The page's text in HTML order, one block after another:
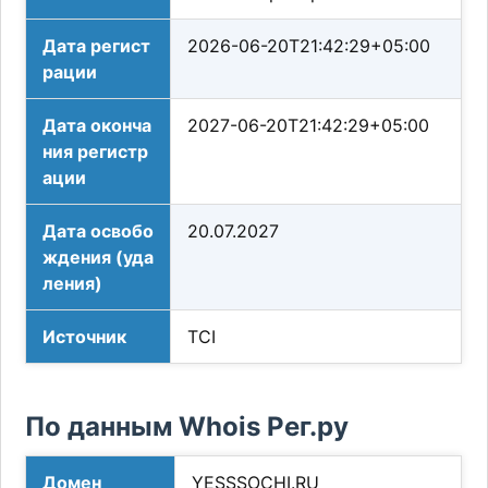
Дата регист
рации
2026-06-20T21:42:29+05:00
Дата оконча
ния регистр
ации
2027-06-20T21:42:29+05:00
Дата освобо
ждения (уда
ления)
20.07.2027
Источник TCI
По данным Whois Рег.ру
Домен YESSSOCHI.RU